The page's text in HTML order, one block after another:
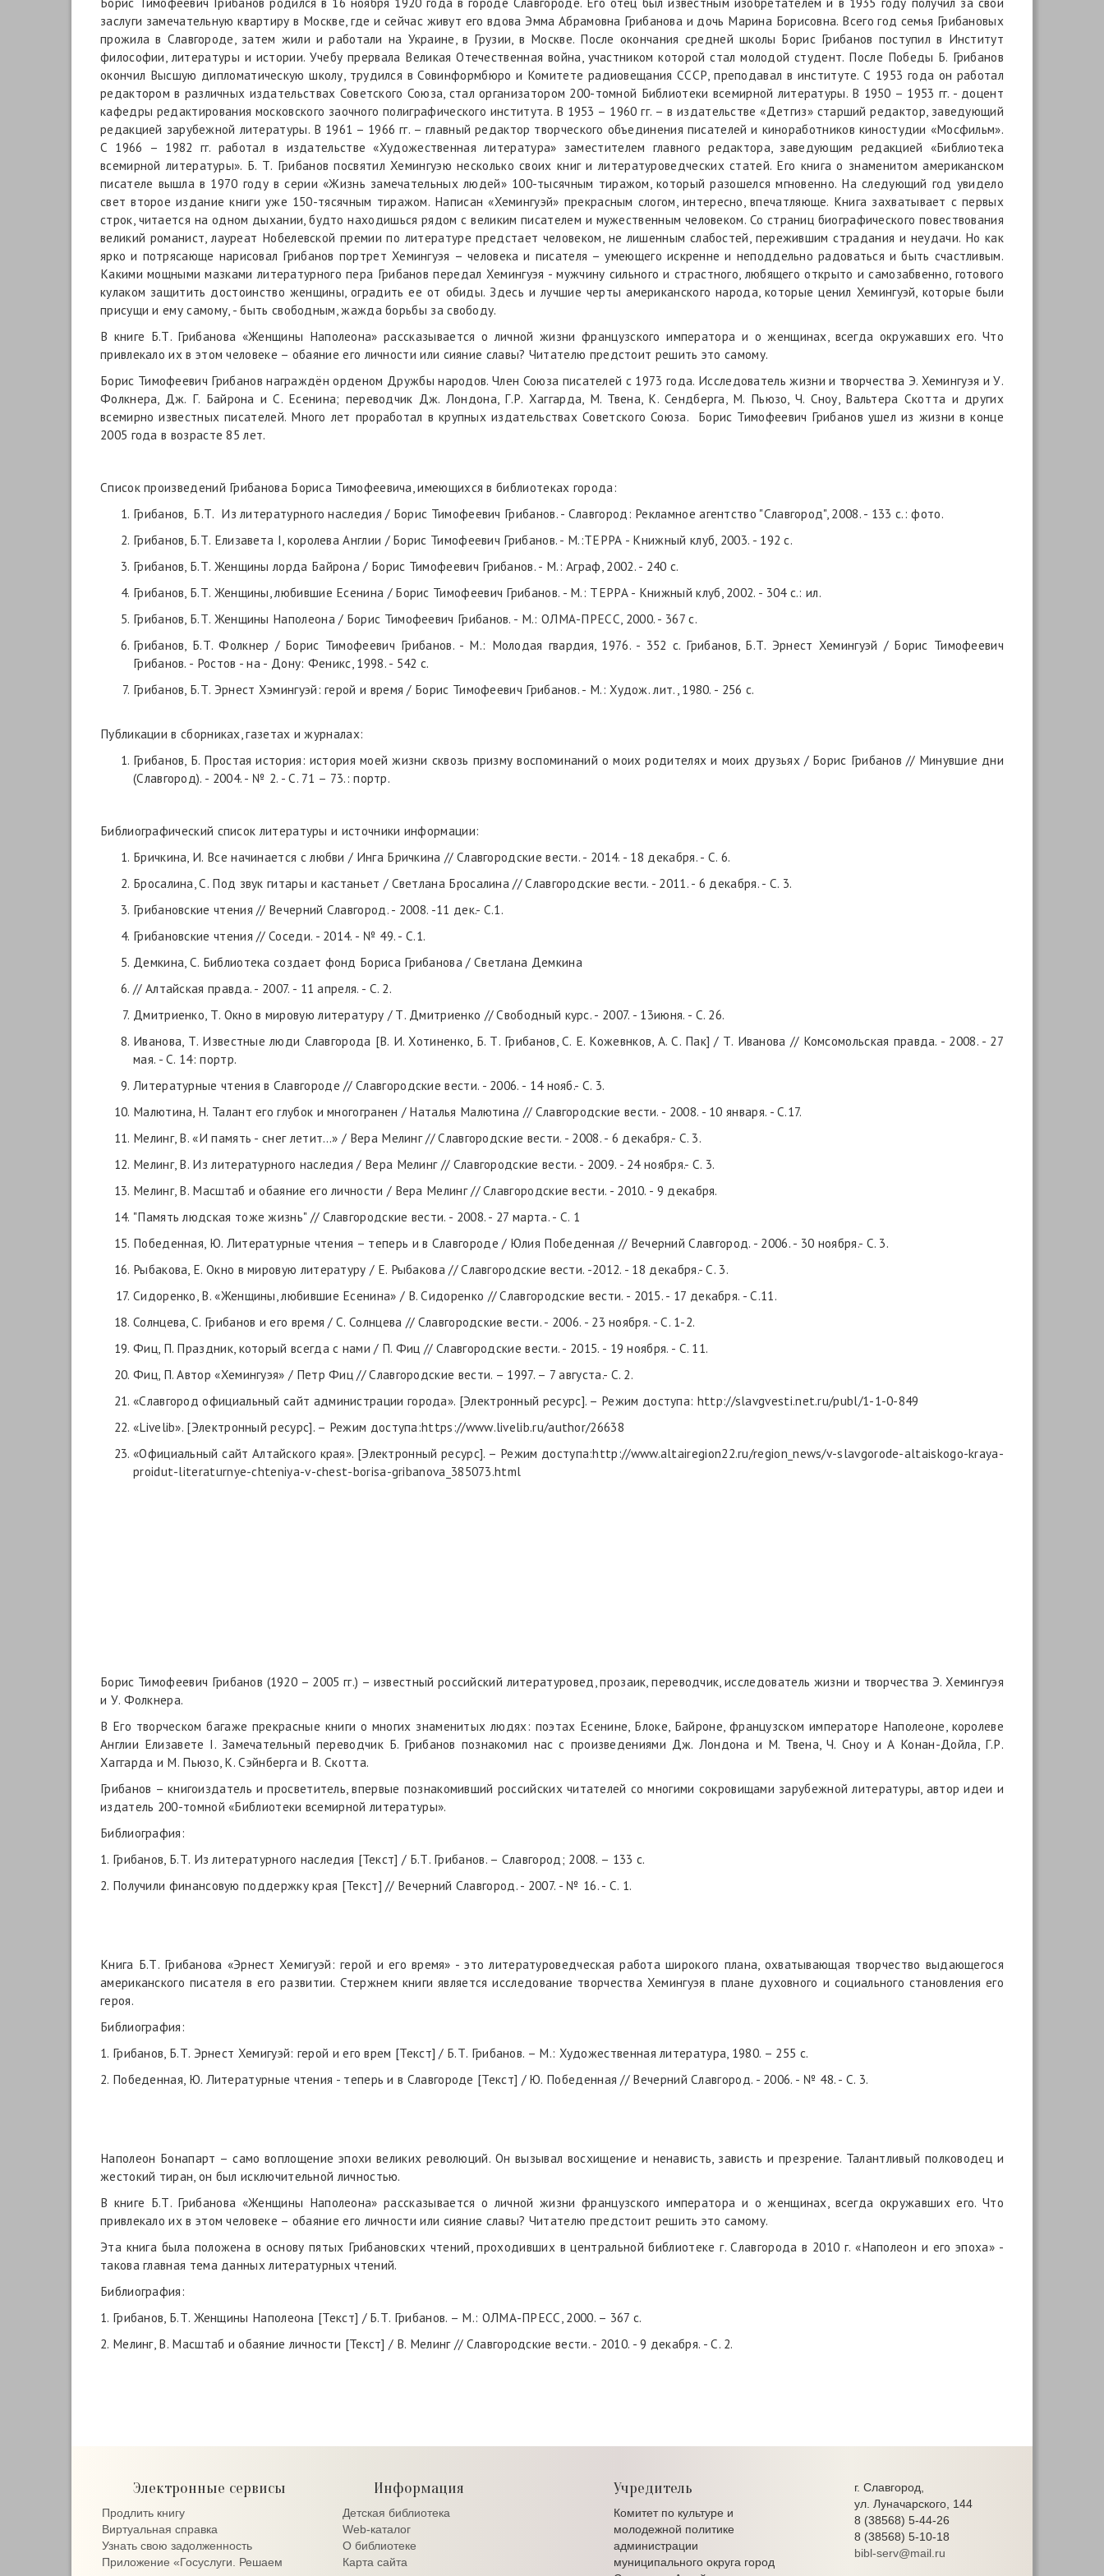
заслуги замечательную квартиру в Москве, где и сейчас живут его вдова Эмма Абрамовна Грибанова и дочь Марина Борисовна. Всего год семья Грибановых
прожила в Славгороде, затем жили и работали на Украине, в Грузии, в Москве. После окончания средней школы Борис Грибанов поступил в Институт
философии, литературы и истории. Учебу прервала Великая Отечественная война, участником которой стал молодой студент. После Победы Б. Грибанов
окончил Высшую дипломатическую школу, трудился в Совинформбюро и Комитете радиовещания СССР, преподавал в институте. С 1953 года он работал
редактором в различных издательствах Советского Союза, стал организатором 200-томной Библиотеки всемирной литературы. В 1950 – 1953 гг. - доцент
кафедры редактирования московского заочного полиграфического института. В 1953 – 1960 гг. – в издательстве «Детгиз» старший редактор, заведующий
редакцией зарубежной литературы. В 1961 – 1966 гг. – главный редактор творческого объединения писателей и киноработников киностудии «Мосфильм».
С 1966 – 1982 гг. работал в издательстве «Художественная литература» заместителем главного редактора, заведующим редакцией «Библиотека
всемирной литературы». Б. Т. Грибанов посвятил Хемингуэю несколько своих книг и литературоведческих статей. Его книга о знаменитом американском
писателе вышла в 1970 году в серии «Жизнь замечательных людей» 100-тысячным тиражом, который разошелся мгновенно. На следующий год увидело
свет второе издание книги уже 150-тясячным тиражом. Написан «Хемингуэй» прекрасным слогом, интересно, впечатляюще. Книга захватывает с первых
строк, читается на одном дыхании, будто находишься рядом с великим писателем и мужественным человеком. Со страниц биографического повествования
великий романист, лауреат Нобелевской премии по литературе предстает человеком, не лишенным слабостей, пережившим страдания и неудачи. Но как
ярко и потрясающе нарисовал Грибанов портрет Хемингуэя – человека и писателя – умеющего искренне и неподдельно радоваться и быть счастливым.
Какими мощными мазками литературного пера Грибанов передал Хемингуэя - мужчину сильного и страстного, любящего открыто и самозабвенно, готового
кулаком защитить достоинство женщины, оградить ее от обиды. Здесь и лучшие черты американского народа, которые ценил Хемингуэй, которые были
присущи и ему самому, - быть свободным, жажда борьбы за свободу.
В книге Б.Т. Грибанова «Женщины Наполеона» рассказывается о личной жизни французского императора и о женщинах, всегда окружавших его. Что
привлекало их в этом человеке – обаяние его личности или сияние славы? Читателю предстоит решить это самому.
Борис Тимофеевич Грибанов награждён орденом Дружбы народов. Член Союза писателей с 1973 года. Исследователь жизни и творчества Э. Хемингуэя и У.
Фолкнера, Дж. Г. Байрона и С. Есенина; переводчик Дж. Лондона, Г.Р. Хаггарда, М. Твена, К. Сендберга, М. Пьюзо, Ч. Сноу, Вальтера Скотта и других
всемирно известных писателей. Много лет проработал в крупных издательствах Советского Союза. Борис Тимофеевич Грибанов ушел из жизни в конце
2005 года в возрасте 85 лет.
Список произведений Грибанова Бориса Тимофеевича, имеющихся в библиотеках города:
Грибанов, Б.Т. Из литературного наследия / Борис Тимофеевич Грибанов. - Славгород: Рекламное агентство "Славгород", 2008. - 133 с.: фото.
Грибанов, Б.Т. Елизавета I, королева Англии / Борис Тимофеевич Грибанов. - М.:ТЕРРА - Книжный клуб, 2003. - 192 с.
Грибанов, Б.Т. Женщины лорда Байрона / Борис Тимофеевич Грибанов. - М.: Аграф, 2002. - 240 с.
Грибанов, Б.Т. Женщины, любившие Есенина / Борис Тимофеевич Грибанов. - М.: ТЕРРА - Книжный клуб, 2002. - 304 с.: ил.
Грибанов, Б.Т. Женщины Наполеона / Борис Тимофеевич Грибанов. - М.: ОЛМА-ПРЕСС, 2000. - 367 с.
Грибанов, Б.Т. Фолкнер / Борис Тимофеевич Грибанов. - М.: Молодая гвардия, 1976. - 352 с. Грибанов, Б.Т. Эрнест Хемингуэй / Борис Тимофеевич
Грибанов. - Ростов - на - Дону: Феникс, 1998. - 542 с.
Грибанов, Б.Т. Эрнест Хэмингуэй: герой и время / Борис Тимофеевич Грибанов. - М.: Худож. лит., 1980. - 256 с.
Публикации в сборниках, газетах и журналах:
Грибанов, Б. Простая история: история моей жизни сквозь призму воспоминаний о моих родителях и моих друзьях / Борис Грибанов // Минувшие дни
(Славгород). - 2004. - № 2. - С. 71 – 73.: портр.
Библиографический список литературы и источники информации:
Бричкина, И. Все начинается с любви / Инга Бричкина // Славгородские вести. - 2014. - 18 декабря. - С. 6.
Бросалина, С. Под звук гитары и кастаньет / Светлана Бросалина // Славгородские вести. - 2011. - 6 декабря. - С. 3.
Грибановские чтения // Вечерний Славгород. - 2008. -11 дек.- С.1.
Грибановские чтения // Соседи. - 2014. - № 49. - С.1.
Демкина, С. Библиотека создает фонд Бориса Грибанова / Светлана Демкина
// Алтайская правда. - 2007. - 11 апреля. - С. 2.
Дмитриенко, Т. Окно в мировую литературу / Т. Дмитриенко // Свободный курс. - 2007. - 13июня. - С. 26.
Иванова, Т. Известные люди Славгорода [В. И. Хотиненко, Б. Т. Грибанов, С. Е. Кожевнков, А. С. Пак] / Т. Иванова // Комсомольская правда. -­ 2008. -­ 27
мая. ­- С. 14: портр. ­
Литературные чтения в Славгороде // Славгородские вести. - 2006. - 14 нояб.- С. 3.
Малютина, Н. Талант его глубок и многогранен / Наталья Малютина // Славгородские вести. - 2008. - 10 января. - С.17.
Мелинг, В. «И память - снег летит…» / Вера Мелинг // Славгородские вести. - 2008. - 6 декабря.- С. 3.
Мелинг, В. Из литературного наследия / Вера Мелинг // Славгородские вести. - 2009. - 24 ноября.- С. 3.
Мелинг, В. Масштаб и обаяние его личности / Вера Мелинг // Славгородские вести. - 2010. - 9 декабря.
"Память людская тоже жизнь" // Славгородские вести. - 2008. - 27 марта. - С. 1
Победенная, Ю. Литературные чтения – теперь и в Славгороде / Юлия Победенная // Вечерний Славгород. - 2006. - 30 ноября.- С. 3.
Рыбакова, Е. Окно в мировую литературу / Е. Рыбакова // Славгородские вести. -2012. - 18 декабря.- С. 3.
Сидоренко, В. «Женщины, любившие Есенина» / В. Сидоренко // Славгородские вести. - 2015. - 17 декабря. - С.11.
Солнцева, С. Грибанов и его время / С. Солнцева // Славгородские вести. - 2006. - 23 ноября. - С. 1-2.
Фиц, П. Праздник, который всегда с нами / П. Фиц // Славгородские вести. - 2015. - 19 ноября. - С. 11.
Фиц, П. Автор «Хемингуэя» / Петр Фиц // Славгородские вести. – 1997. – 7 августа.- С. 2.
«Славгород официальный сайт администрации города». [Электронный ресурс]. – Режим доступа: http://slavgvesti.net.ru/publ/1-1-0-849
«Livelib». [Электронный ресурс]. – Режим доступа:https://www.livelib.ru/author/26638
«Официальный сайт Алтайского края». [Электронный ресурс]. – Режим доступа:http://www.altairegion22.ru/region_news/v-slavgorode-altaiskogo-kraya-
proidut-literaturnye-chteniya-v-chest-borisa-gribanova_385073.html
Борис Тимофеевич Грибанов (1920 – 2005 гг.) – известный российский литературовед, прозаик, переводчик, исследователь жизни и творчества Э. Хемингуэя
и У. Фолкнера.
В Его творческом багаже прекрасные книги о многих знаменитых людях: поэтах Есенине, Блоке, Байроне, французском императоре Наполеоне, королеве
Англии Елизавете I. Замечательный переводчик Б. Грибанов познакомил нас с произведениями Дж. Лондона и М. Твена, Ч. Сноу и А Конан-Дойла, Г.Р.
Хаггарда и М. Пьюзо, К. Сэйнберга и В. Скотта.
Грибанов – книгоиздатель и просветитель, впервые познакомивший российских читателей со многими сокровищами зарубежной литературы, автор идеи и
издатель 200-томной «Библиотеки всемирной литературы».
Библиография:
1. Грибанов, Б.Т. Из литературного наследия [Текст] / Б.Т. Грибанов. – Славгород; 2008. – 133 с.
2. Получили финансовую поддержку края [Текст] // Вечерний Славгород. - 2007. - № 16. - С. 1.
Книга Б.Т. Грибанова «Эрнест Хемигуэй: герой и его время» - это литературоведческая работа широкого плана, охватывающая творчество выдающегося
американского писателя в его развитии. Стержнем книги является исследование творчества Хемингуэя в плане духовного и социального становления его
героя.
Библиография:
1. Грибанов, Б.Т. Эрнест Хемигуэй: герой и его врем [Текст] / Б.Т. Грибанов. – М.: Художественная литература, 1980. – 255 с.
2. Победенная, Ю. Литературные чтения - теперь и в Славгороде [Текст] / Ю. Победенная // Вечерний Славгород. - 2006. - № 48. - С. 3.
Наполеон Бонапарт – само воплощение эпохи великих революций. Он вызывал восхищение и ненависть, зависть и презрение. Талантливый полководец и
жестокий тиран, он был исключительной личностью.
В книге Б.Т. Грибанова «Женщины Наполеона» рассказывается о личной жизни французского императора и о женщинах, всегда окружавших его. Что
привлекало их в этом человеке – обаяние его личности или сияние славы? Читателю предстоит решить это самому.
Эта книга была положена в основу пятых Грибановских чтений, проходивших в центральной библиотеке г. Славгорода в 2010 г. «Наполеон и его эпоха» -
такова главная тема данных литературных чтений.
Библиография:
1. Грибанов, Б.Т. Женщины Наполеона [Текст] / Б.Т. Грибанов. – М.: ОЛМА-ПРЕСС, 2000. – 367 с.
2. Мелинг, В. Масштаб и обаяние личности [Текст] / В. Мелинг // Славгородские вести. - 2010. - 9 декабря. - С. 2.
Электронные сервисы
Продлить книгу
Виртуальная справка
Узнать свою задолженность
Приложение «Госуслуги. Решаем
Информация
Детская библиотека
Web-каталог
О библиотеке
Карта сайта
Учредитель
Комитет по культуре и
молодежной политике
администрации
муниципального округа город
г. Славгород,
ул. Луначарского, 144
8 (38568) 5-44-26
8 (38568) 5-10-18
bibl-serv@mail.ru